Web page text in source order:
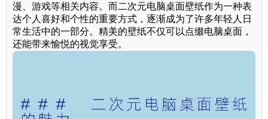
漫、游戏等相关内容。而二次元电脑桌面壁纸作为一种表
达个人喜好和个性的重要方式，逐渐成为了许多年轻人日
常生活中的一部分。精美的壁纸不仅可以点缀电脑桌面，
还能带来愉悦的视觉享受。